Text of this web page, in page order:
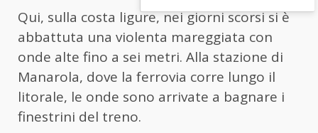
Qui, sulla costa ligure, nei giorni scorsi si è
abbattuta una violenta mareggiata con
onde alte fino a sei metri. Alla stazione di
Manarola, dove la ferrovia corre lungo il
litorale, le onde sono arrivate a bagnare i
finestrini del treno.